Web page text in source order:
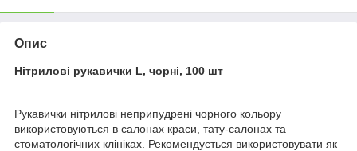
Опис
Нітрилові рукавички L, чорні, 100 шт
Рукавички нітрилові неприпудрені чорного кольору
використовуються в салонах краси, тату-салонах та
стоматологічних клініках. Рекомендується використовувати як